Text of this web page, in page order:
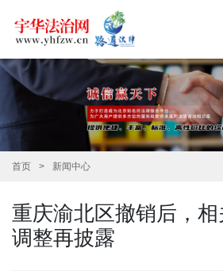
首页 新闻中心
重庆渝北区撤销后，
调整再披露